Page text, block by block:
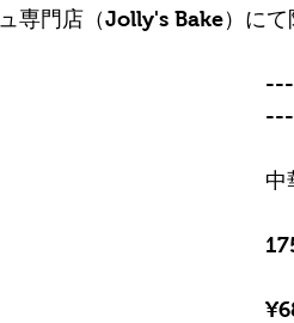
専門店（Jolly's Bake）にて
中